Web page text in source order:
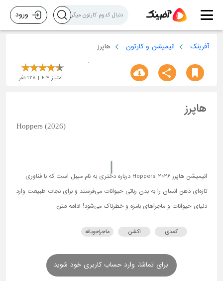
ورود
آفرینک انیمیشن و کارتون هاپرز
امتیاز 4.4
228 نفر
هاپرز
Hoppers (2026)
انیمیشن هاپرز Hoppers 2026 درباره دختری به نام میبل است که با فناوری
تازه‌ای ذهن انسان را به بدن رباتی حیوانات می‌فرستد و برای نجات طبیعت وارد
دنیای حیوانات و ماجراهای بامزه و خطرناک می‌شود! ادامه متن
کمدی اکشن ماجراجویانه
برای تماشا، وارد حساب کاربری خود شوید